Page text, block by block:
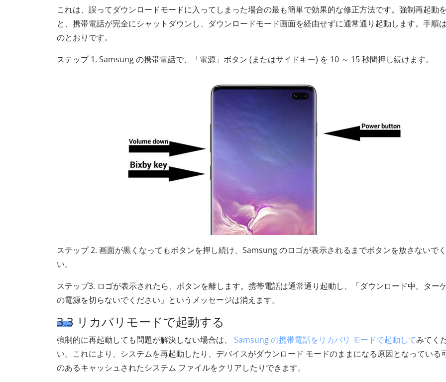
これは、誤ってダウンロードモードに入ってしまった場合の最も簡単で効果的な修正方法です。強制再起動
と、携帯電話が完全にシャットダウンし、ダウンロードモード画面を経由せずに通常通り起動します。手順
のとおりです。
ステップ 1. Samsung の携帯電話で、「電源」ボタン (またはサイドキー) を 10 ～ 15 秒間押し続けます。
ステップ 2. 画面が黒くなってもボタンを押し続け、Samsung のロゴが表示されるまでボタンを放さないで
い。
ステップ3. ロゴが表示されたら、ボタンを離します。携帯電話は通常通り起動し、「ダウンロード中。ター
の電源を切らないでください」というメッセージは消えます。
3.3 リカバリモードで起動する
強制的に再起動しても問題が解決しない場合は、 Samsung の携帯電話をリカバリ モードで起動してみてく
い。これにより、システムを再起動したり、デバイスがダウンロード モードのままになる原因となっている
のあるキャッシュされたシステム ファイルをクリアしたりできます。